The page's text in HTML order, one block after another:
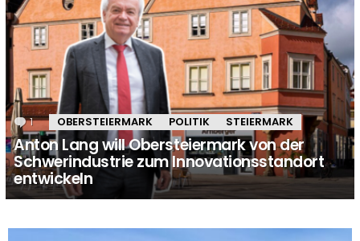
1 Kommentar
OBERSTEIERMARK POLITIK STEIERMARK
Anton Lang will Obersteiermark von der
Schwerindustrie zum Innovationsstandort
entwickeln